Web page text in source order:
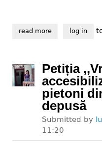
read moreabout viața cu
log in
Petiția
pietoni
depusă
Submitted by
11:20